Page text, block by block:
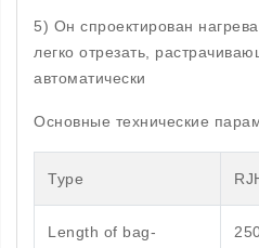
5) Он спроектирован
легко отрезать,
автоматически
Основные технические
Type
Length of bag-